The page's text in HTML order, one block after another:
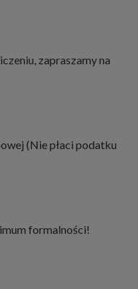
zapraszamy na
(Nie płaci podatku
formalności!